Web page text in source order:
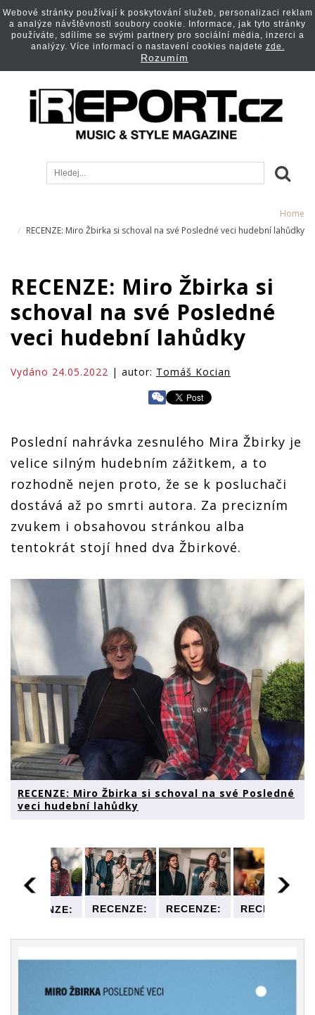
Home
RECENZE: Miro Žbirka si schoval na své Posledné veci hudební lahůdky
RECENZE: Miro Žbirka si
schoval na své Posledné
veci hudební lahůdky
Vydáno 24.05.2022 | autor: Tomáš Kocian
Poslední nahrávka zesnulého Mira Žbirky je
velice silným hudebním zážitkem, a to
rozhodně nejen proto, že se k posluchači
dostává až po smrti autora. Za precizním
zvukem i obsahovou stránkou alba
tentokrát stojí hned dva Žbirkové.
RECENZE: Miro Žbirka si schoval na své Posledné
veci hudební lahůdky
RECENZE:
na své
hudební
RECENZE:
na své
veci
hudební
RECENZE:
na své
RECENZE:
na své
veci
hudební
Webové stránky používají k poskytování služeb, personalizaci reklam
a analýze návštěvnosti soubory cookie. Informace, jak tyto stránky
používáte, sdílíme se svými partnery pro sociální média, inzerci a
analýzy. Více informací o nastavení cookies najdete zde.
Rozumím